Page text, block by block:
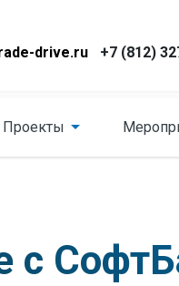
drive.ru +7 (812)
Проекты
с